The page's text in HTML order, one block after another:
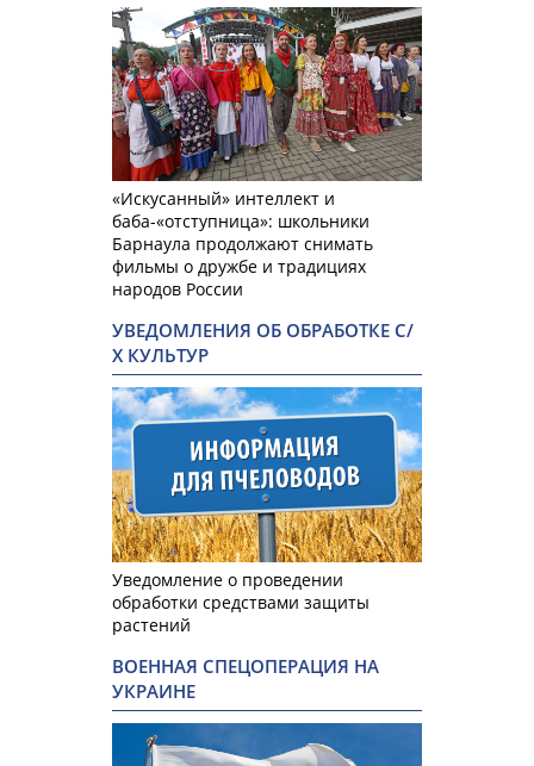
«Искусанный» интеллект и
баба-«отступница»: школьники
Барнаула продолжают снимать
фильмы о дружбе и традициях
народов России
УВЕДОМЛЕНИЯ ОБ ОБРАБОТКЕ С/
Х КУЛЬТУР
Уведомление о проведении
обработки средствами защиты
растений
ВОЕННАЯ СПЕЦОПЕРАЦИЯ НА
УКРАИНЕ